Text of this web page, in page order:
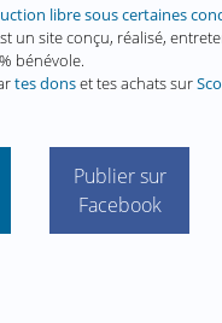
libre sous certaines
un site conçu, réalisé,
bénévole.
tes donset tes achats sur
Publier sur
Facebook